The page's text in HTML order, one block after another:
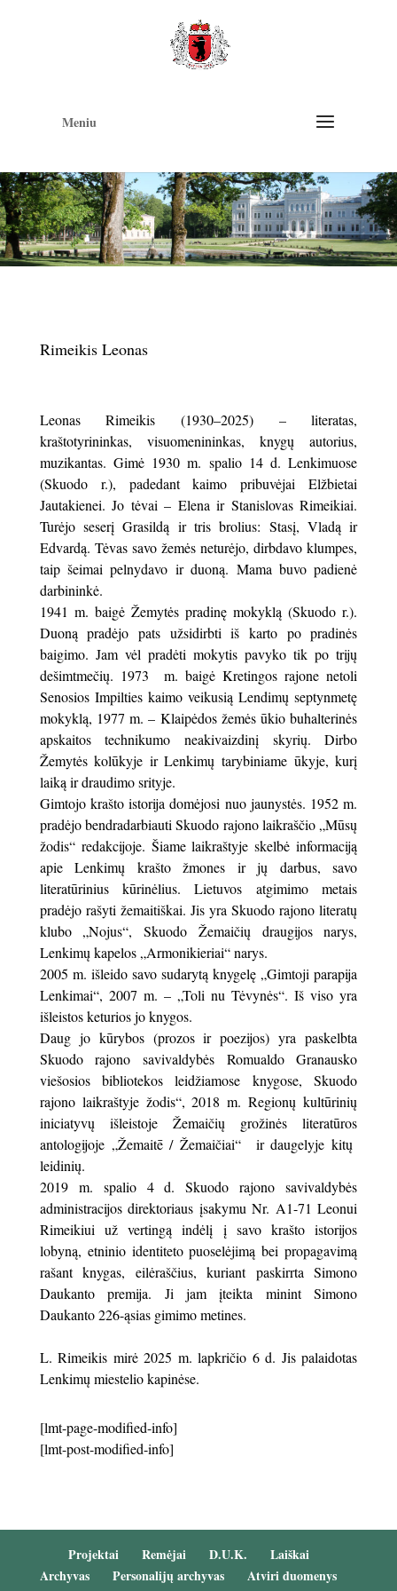
Meniu
Rimeikis Leonas
Leonas Rimeikis (1930–2025) – li­te­ratas,
kraštotyrininkas, visuomenininkas, knygų autorius,
muzikantas. Gimė 1930 m. spa­lio 14 d. Lenkimuose
(Skuo­do r.), padedant kaimo pribuvėjai Elžbietai
Jautakienei. Jo tėvai – Elena ir Stanislovas Rimeikiai.
Turėjo seserį Grasildą ir tris brolius: Stasį, Vladą ir
Edvardą. Tėvas savo žemės neturėjo, dirbdavo klumpes,
taip šeimai pelnydavo ir duoną. Mama buvo padienė
darbininkė.
1941 m. baigė Žemytės pra­dinę mokyklą (Skuodo r.).
Duoną pradėjo pats užsidirbti iš karto po pradinės
baigimo. Jam vėl pradėti mokytis pavyko tik po trijų
dešimtmečių. 1973 m. baigė Kretingos rajone netoli
Senosios Impilties kaimo veikusią Lendimų septynmetę
mokyklą, 1977 m. – Klai­pėdos žemės ūkio buhalterinės
apskaitos technikumo neaki­vaiz­di­nį skyrių. Dirbo
Žemytės kolūkyje ir Lenkimų tarybiniame ūkyje, kurį
laiką ir draudimo srityje.
Gimtojo krašto istorija domėjosi nuo jaunystės. 1952 m.
pra­dėjo ben­dra­dar­biau­ti Skuo­do ra­jo­no laik­raščio „Mūsų
žodis“ re­dak­cijoje. Šiame laikraštyje skelbė informaciją
apie Len­kimų krašto žmones ir jų darbus, savo
literatūrinius kūrinėlius. Lietuvos atgimimo metais
pradėjo rašyti žemaitiškai. Jis yra Skuo­do ra­jo­no li­te­ra­tų
klubo „Nojus“, Skuo­do Žemaičių draugijos narys,
Lenkimų kapelos „Armonikieriai“ narys.
2005 m. išleido sa­vo sudarytą knygelę „Gim­to­ji pa­ra­pi­ja
Len­ki­mai“, 2007 m. – „To­li nu Tė­vy­nės“. Iš viso yra
išleistos keturios jo knygos.
Daug jo kūrybos (prozos ir poezijos) yra paskelbta
Skuodo rajono savivaldybės Romualdo Granausko
viešosios bibliotekos leidžiamose knygose, Skuodo
rajono laikraštyje žodis“, 2018 m. Regionų kultūrinių
iniciatyvų išleistoje Žemaičių grožinės literatūros
antologijoje „Žemaitē / Žemaičiai“ ir daugelyje kitų
leidinių.
2019 m. spalio 4 d. Skuodo rajono savivaldybės
administracijos direktoriaus įsakymu Nr. A1-71 Leonui
Rimeikiui už vertingą indėlį į savo krašto istorijos
lobyną, etninio identiteto puoselėjimą bei propagavimą
rašant knygas, eilėraščius, kuriant paskirrta Simono
Daukanto premija. Ji jam įteikta minint Simono
Daukanto 226-ąsias gimimo metines.
L. Rimeikis mirė 2025 m. lapkričio 6 d. Jis palaidotas
Lenkimų miestelio kapinėse.
[lmt-page-modified-info]
[lmt-post-modified-info]
Projektai Remėjai D.U.K.
Laiškai
Archyvas
Personalijų archyvas Atviri duomenys